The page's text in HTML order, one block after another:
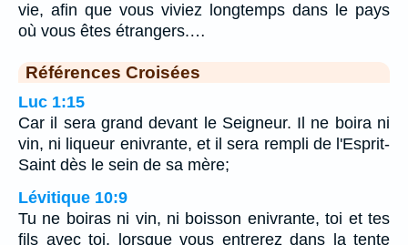
vie, afin que vous viviez longtemps dans le pays
où vous êtes étrangers.…
Références Croisées
Luc 1:15
Car il sera grand devant le Seigneur. Il ne boira ni
vin, ni liqueur enivrante, et il sera rempli de l'Esprit-
Saint dès le sein de sa mère;
Lévitique 10:9
Tu ne boiras ni vin, ni boisson enivrante, toi et tes
fils avec toi, lorsque vous entrerez dans la tente